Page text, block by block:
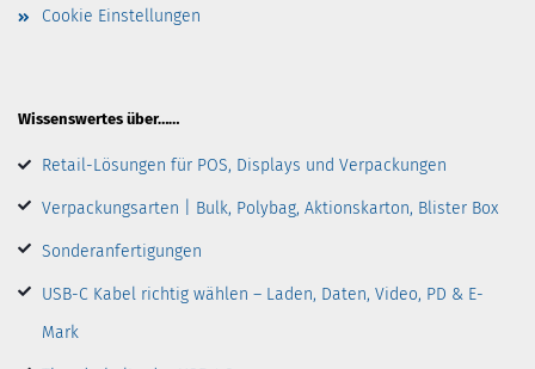
Cookie Einstellungen
Wissenswertes über……
Retail-Lösungen für POS, Displays und Verpackungen
Verpackungsarten | Bulk, Polybag, Aktionskarton, Blister Box
Sonderanfertigungen
USB-C Kabel richtig wählen – Laden, Daten, Video, PD & E-
Mark